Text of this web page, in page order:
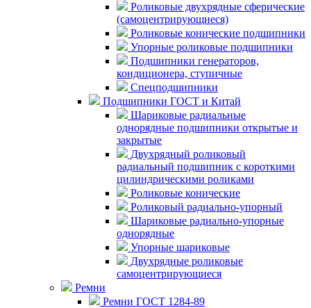
Роликовые двухрядные сферические
(самоцентрирующиеся)
Роликовые конические подшипники
Упорные роликовые подшипники
Подшипники генераторов,
кондиционера, ступичные
Спецподшипники
Подшипники ГОСТ и Китай
Шариковые радиальные
однорядные подшипники открытые и
закрытые
Двухрядный роликовый
радиальный подшипник с короткими
цилиндрическими роликами
Роликовые конические
Роликовый радиально-упорный
Шариковые радиально-упорные
однорядные
Упорные шариковые
Двухрядные роликовые
самоцентрирующиеся
Ремни
Ремни ГОСТ 1284-89